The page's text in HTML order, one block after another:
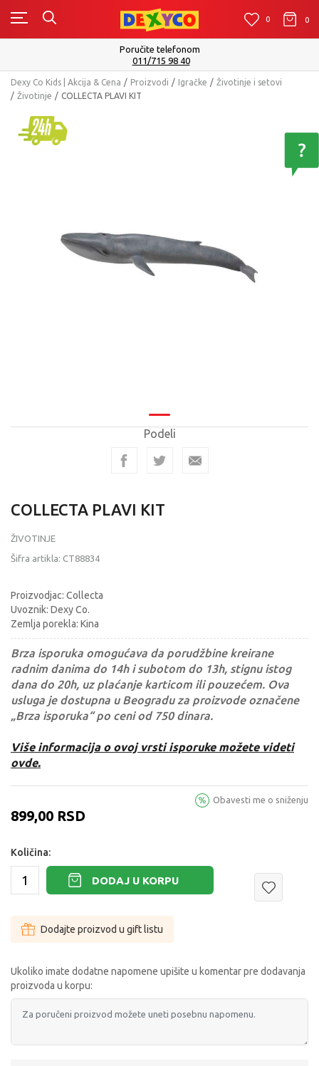
0 0 0
Poručite telefonom
011/715 98 40
Dexy Co Kids | Akcija & Cena Proizvodi Igračke
Životinje i setovi
Životinje
COLLECTA PLAVI KIT
Podeli
COLLECTA PLAVI KIT
ŽIVOTINJE
Šifra artikla: CT88834
Proizvodjac: Collecta
Uvoznik: Dexy Co.
Zemlja porekla: Kina
Brza isporuka omogućava da porudžbine kreirane
radnim danima do 14h i subotom do 13h, stignu istog
dana do 20h, uz plaćanje karticom ili pouzećem. Ova
usluga je dostupna u Beogradu za proizvode označene
„Brza isporuka“ po ceni od 750 dinara.
Više informacija o ovoj vrsti isporuke možete videti
ovde.
899,00 RSD
Obavesti me o sniženju
Količina:
DODAJ U KORPU
Dodajte proizvod u gift listu
Ukoliko imate dodatne napomene upišite u komentar pre dodavanja
proizvoda u korpu: